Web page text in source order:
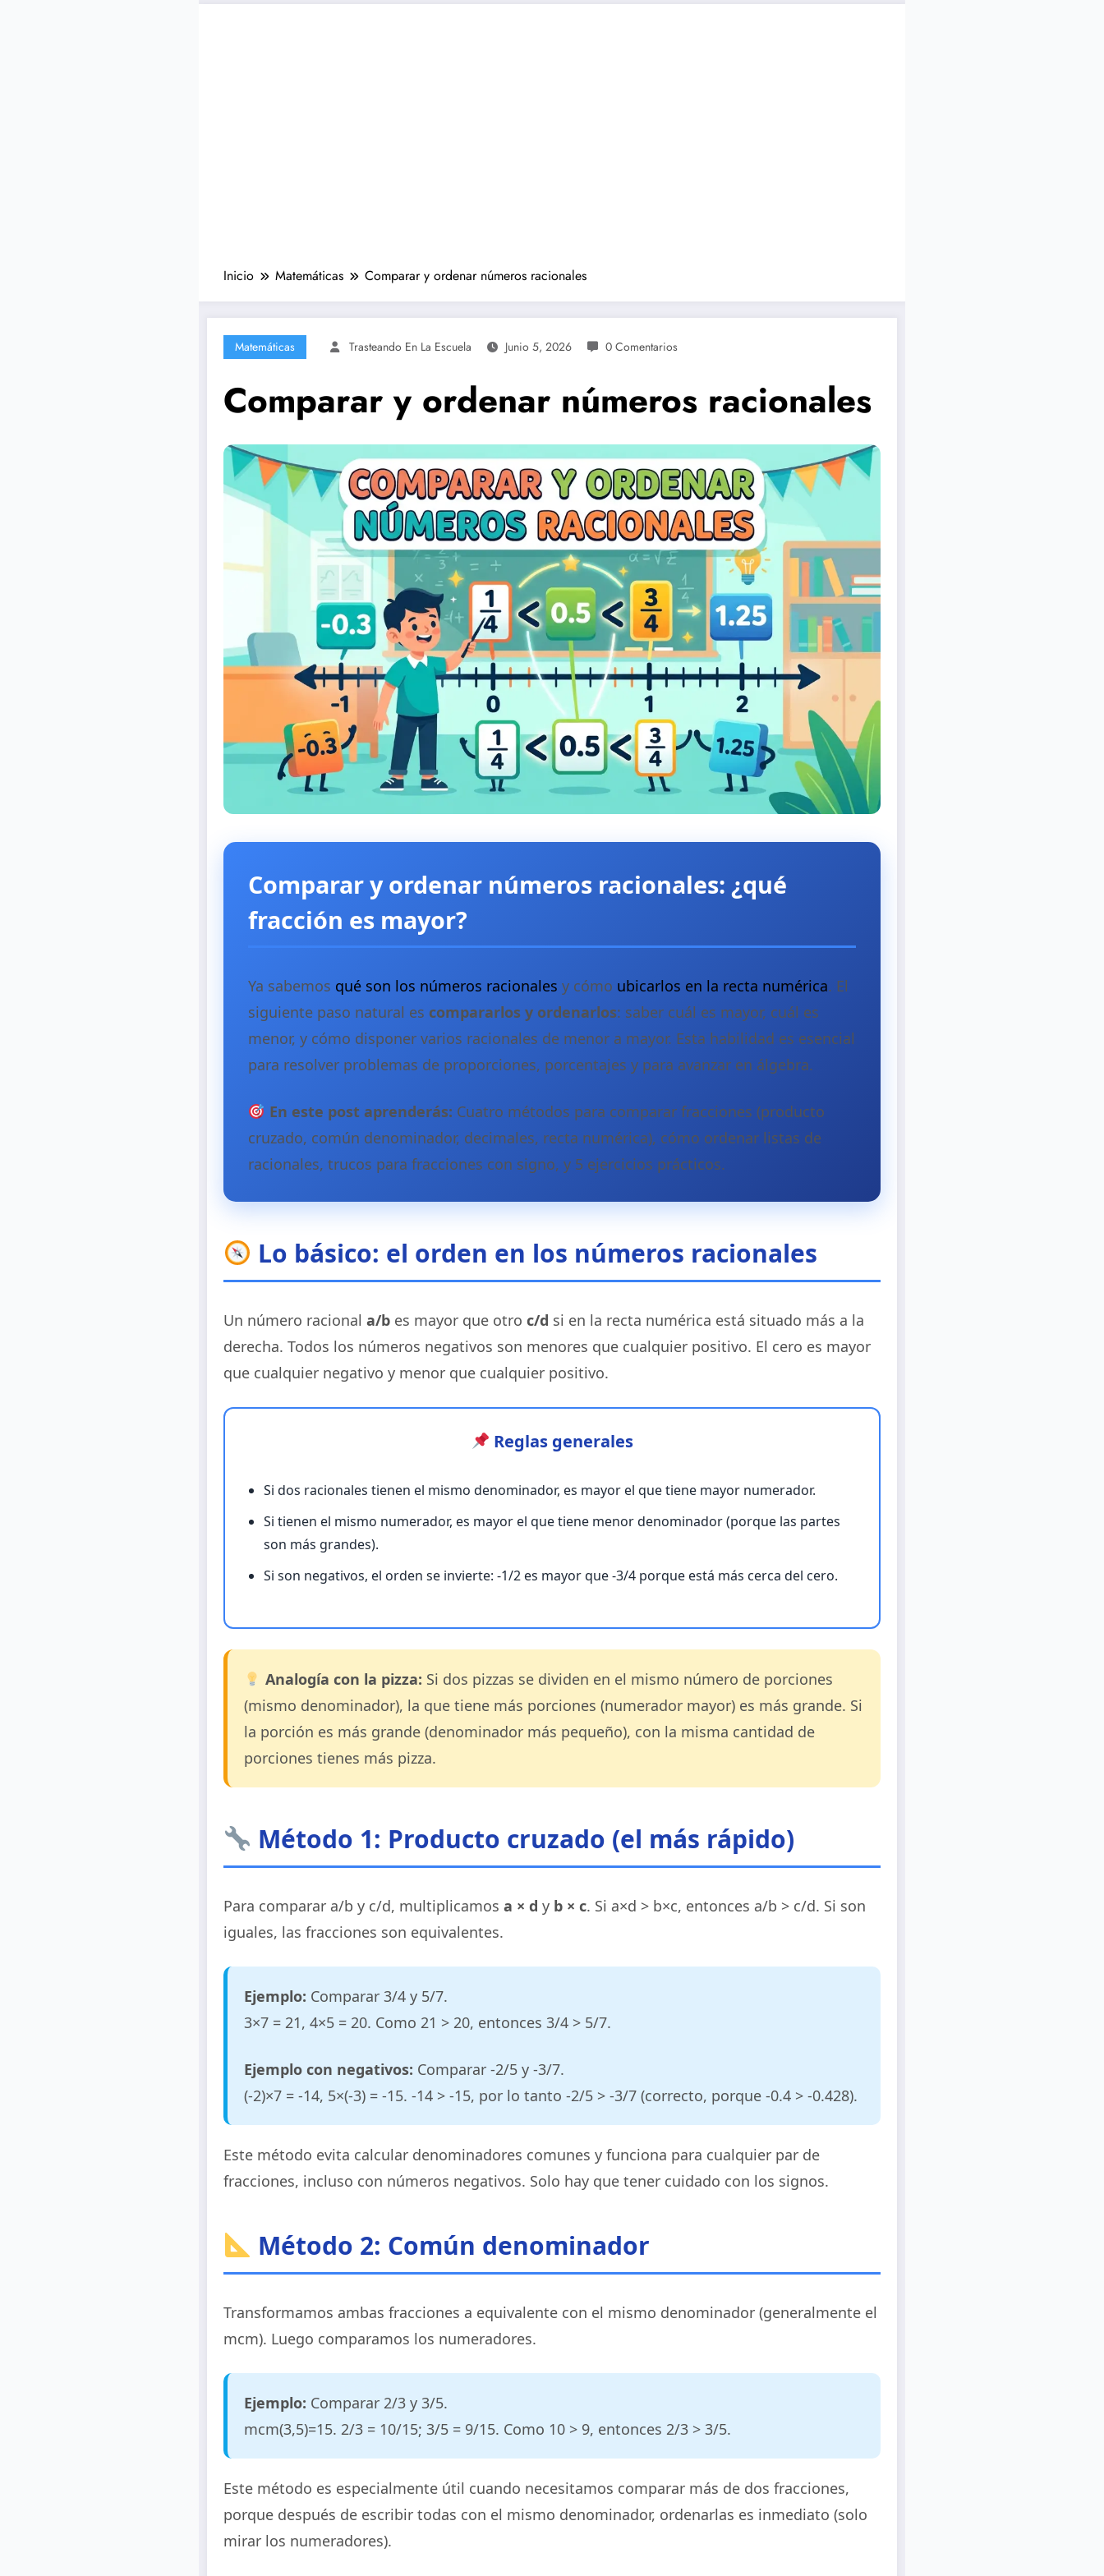
Inicio Matemáticas Comparar y ordenar números racionales
Matemáticas Trasteando En La Escuela Junio 5, 2026 0 Comentarios
Comparar y ordenar números racionales
Comparar y ordenar números racionales: ¿qué
fracción es mayor?
Ya sabemos qué son los números racionales y cómo ubicarlos en la recta numérica. El
siguiente paso natural es compararlos y ordenarlos: saber cuál es mayor, cuál es
menor, y cómo disponer varios racionales de menor a mayor. Esta habilidad es esencial
para resolver problemas de proporciones, porcentajes y para avanzar en álgebra.
En este post aprenderás: Cuatro métodos para comparar fracciones (producto
cruzado, común denominador, decimales, recta numérica), cómo ordenar listas de
racionales, trucos para fracciones con signo, y 5 ejercicios prácticos.
Lo básico: el orden en los números racionales
Un número racional a/b es mayor que otro c/d si en la recta numérica está situado más a la
derecha. Todos los números negativos son menores que cualquier positivo. El cero es mayor
que cualquier negativo y menor que cualquier positivo.
Reglas generales
Si dos racionales tienen el mismo denominador, es mayor el que tiene mayor numerador.
Si tienen el mismo numerador, es mayor el que tiene menor denominador (porque las partes
son más grandes).
Si son negativos, el orden se invierte: -1/2 es mayor que -3/4 porque está más cerca del cero.
Analogía con la pizza: Si dos pizzas se dividen en el mismo número de porciones
(mismo denominador), la que tiene más porciones (numerador mayor) es más grande. Si
la porción es más grande (denominador más pequeño), con la misma cantidad de
porciones tienes más pizza.
Método 1: Producto cruzado (el más rápido)
Para comparar a/b y c/d, multiplicamos a × d y b × c. Si a×d > b×c, entonces a/b > c/d. Si son
iguales, las fracciones son equivalentes.
Ejemplo: Comparar 3/4 y 5/7.
3×7 = 21, 4×5 = 20. Como 21 > 20, entonces 3/4 > 5/7.
Ejemplo con negativos: Comparar -2/5 y -3/7.
(-2)×7 = -14, 5×(-3) = -15. -14 > -15, por lo tanto -2/5 > -3/7 (correcto, porque -0.4 > -0.428).
Este método evita calcular denominadores comunes y funciona para cualquier par de
fracciones, incluso con números negativos. Solo hay que tener cuidado con los signos.
Método 2: Común denominador
Transformamos ambas fracciones a equivalente con el mismo denominador (generalmente el
mcm). Luego comparamos los numeradores.
Ejemplo: Comparar 2/3 y 3/5.
mcm(3,5)=15. 2/3 = 10/15; 3/5 = 9/15. Como 10 > 9, entonces 2/3 > 3/5.
Este método es especialmente útil cuando necesitamos comparar más de dos fracciones,
porque después de escribir todas con el mismo denominador, ordenarlas es inmediato (solo
mirar los numeradores).